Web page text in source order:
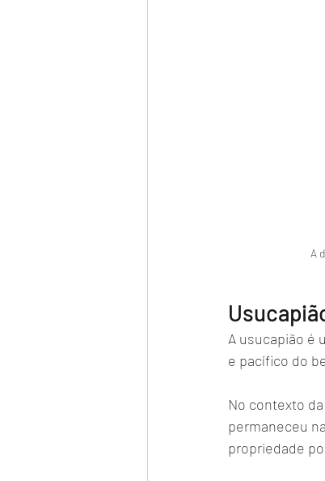
A
A usucapião é
e pacífico do
No contexto
permaneceu
propriedade